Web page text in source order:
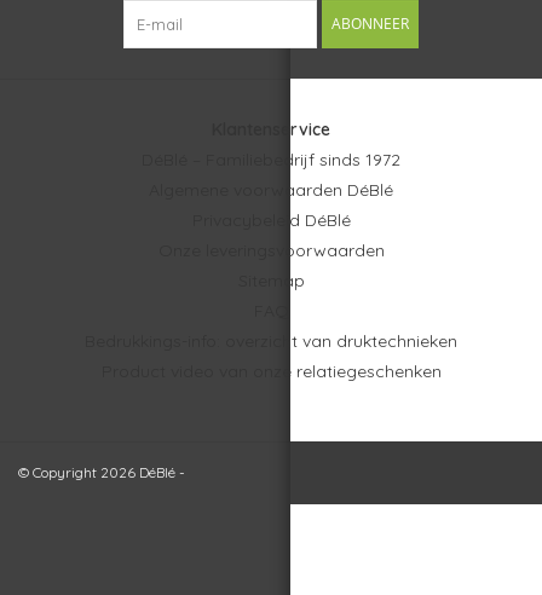
ABONNEER
Klantenservice
DéBlé – Familiebedrijf sinds 1972
Algemene voorwaarden DéBlé
Privacybeleid DéBlé
Onze leveringsvoorwaarden
Sitemap
Bedrukkings-info: overzicht van druktechnieken
Product video van onze relatiegeschenken
© Copyright 2026 DéBlé -